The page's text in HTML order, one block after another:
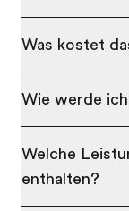
Was kostet
Wie werde
Welche
enthalten?